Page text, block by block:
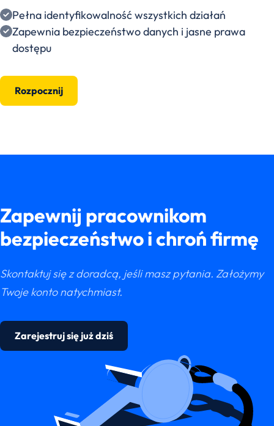
Pełna identyfikowalność wszystkich działań
Zapewnia bezpieczeństwo danych i jasne prawa
dostępu
Rozpocznij
Zapewnij pracownikom
bezpieczeństwo i chroń firmę
Skontaktuj się z doradcą, jeśli masz pytania. Założymy
Twoje konto natychmiast.
Zarejestruj się już dziś